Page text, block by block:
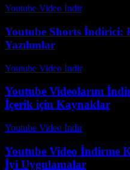
Youtube Video İndir-
Youtube Shorts İndirici:
Yazılımlar
Youtube Video İndir-
Youtube Videolarını
İçerik için Kaynaklar
Youtube Video İndir-
Youtube Video İndirme
İyi Uygulamalar